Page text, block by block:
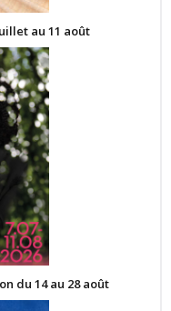
au 11 août
du 14 au 28 août